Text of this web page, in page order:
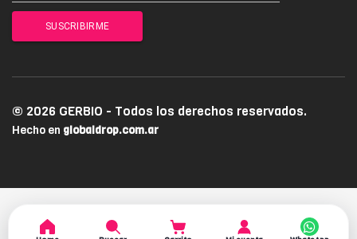
© 2026 GERBIO - Todos los derechos reservados.
Hecho en globaldrop.com.ar